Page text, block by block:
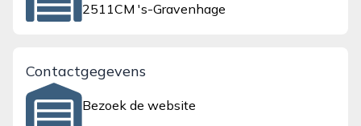
2511CM 's-Gravenhage
Contactgegevens
Bezoek de website